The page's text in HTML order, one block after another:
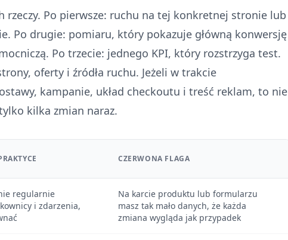
rzeczy. Po pierwsze: ruchu na tej konkretnej stronie lub
Po drugie: pomiaru, który pokazuje główną konwersję
Po trzecie: jednego KPI, który rozstrzyga test.
oferty i źródła ruchu. Jeżeli w trakcie
kampanie, układ checkoutu i treść reklam, to nie
kilka zmian naraz.
CZERWONA FLAGA
regularnie
i zdarzenia,
Na karcie produktu lub formularzu
masz tak mało danych, że każda
zmiana wygląda jak przypadek